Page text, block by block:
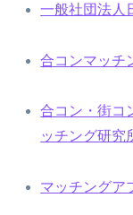
一般社団法人
合コンマッチ
合コン・街コ
ッチング研究
マッチングア